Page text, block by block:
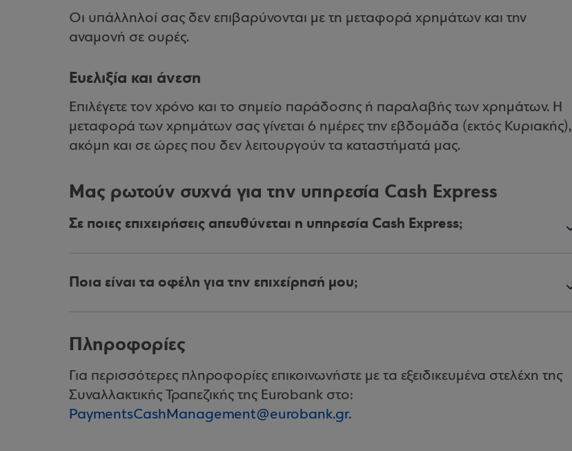
Οι υπάλληλοί σας δεν επιβαρύνονται με τη μεταφορά χρημάτων και την
αναμονή σε ουρές.
Ευελιξία και άνεση
Επιλέγετε τον χρόνο και το σημείο παράδοσης ή παραλαβής των χρημάτων. Η
μεταφορά των χρημάτων σας γίνεται 6 ημέρες την εβδομάδα (εκτός Κυριακής),
ακόμη και σε ώρες που δεν λειτουργούν τα καταστήματά μας.
Μας ρωτούν συχνά για την υπηρεσία Cash Express
Σε ποιες επιχειρήσεις απευθύνεται η υπηρεσία Cash Express;
Ποια είναι τα οφέλη για την επιχείρησή μου;
Πληροφορίες
Για περισσότερες πληροφορίες επικοινωνήστε με τα εξειδικευμένα στελέχη της
Συναλλακτικής Τραπεζικής της Eurobank στο:
PaymentsCashManagement@eurobank.gr.